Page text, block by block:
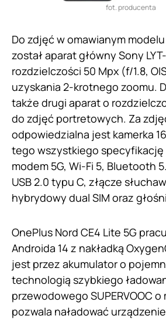
fot. producenta
Do zdjęć w omawianym
został aparat główny Sony
rozdzielczości 50 Mpx (f/1.8,
uzyskania 2-krotnego zoomu.
także drugi aparat o
do zdjęć portretowych. Za
odpowiedzialna jest kamerka
tego wszystkiego specyfikację
modem 5G, Wi-Fi 5, Bluetooth
USB 2.0 typu C, złącze
hybrydowy dual SIM oraz
OnePlus Nord CE4 Lite 5G
Androida 14 z nakładką
jest przez akumulator o
technologią szybkiego
przewodowego SUPERVOOC
pozwala naładować